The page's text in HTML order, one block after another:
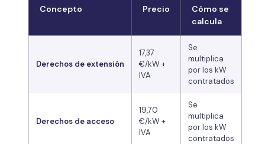
Concepto Precio
Cómo se
calcula
Derechos de extensión
17,37
€/kW +
IVA
Se
multiplica
por los kW
contratados
Derechos de acceso
19,70
€/kW +
IVA
Se
multiplica
por los kW
contratados